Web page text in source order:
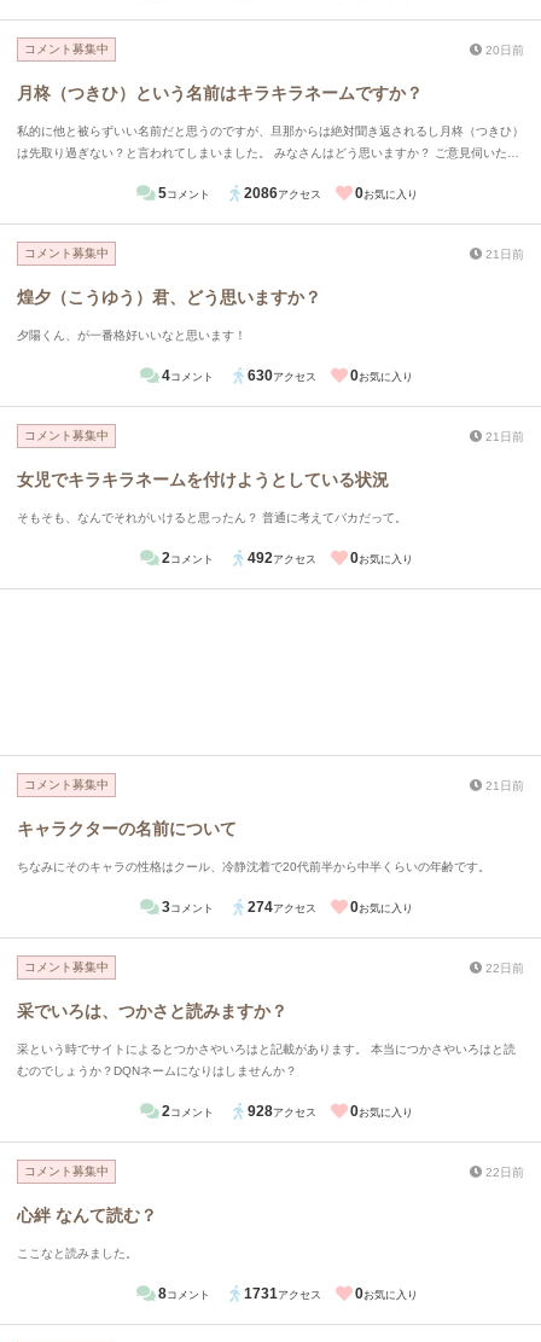
コメント募集中 20日前
月柊（つきひ）という名前はキラキラネームですか？
私的に他と被らずいい名前だと思うのですが、旦那からは絶対聞き返されるし月柊（つきひ）
は先取り過ぎない？と言われてしまいました。 みなさんはどう思いますか？ ご意見伺いたい
5コメント 2086アクセス 0お気に入り
コメント募集中 21日前
煌夕（こうゆう）君、どう思いますか？
夕陽くん、が一番格好いいなと思います！
4コメント 630アクセス 0お気に入り
コメント募集中 21日前
女児でキラキラネームを付けようとしている状況
そもそも、なんでそれがいけると思ったん？ 普通に考えてバカだって。
2コメント 492アクセス 0お気に入り
コメント募集中 21日前
キャラクターの名前について
ちなみにそのキャラの性格はクール、冷静沈着で20代前半から中半くらいの年齢です。
3コメント 274アクセス 0お気に入り
コメント募集中 22日前
采でいろは、つかさと読みますか？
采という時でサイトによるとつかさやいろはと記載があります。 本当につかさやいろはと読
むのでしょうか？DQNネームになりはしませんか？
2コメント 928アクセス 0お気に入り
コメント募集中 22日前
心絆 なんて読む？
ここなと読みました。
8コメント 1731アクセス 0お気に入り